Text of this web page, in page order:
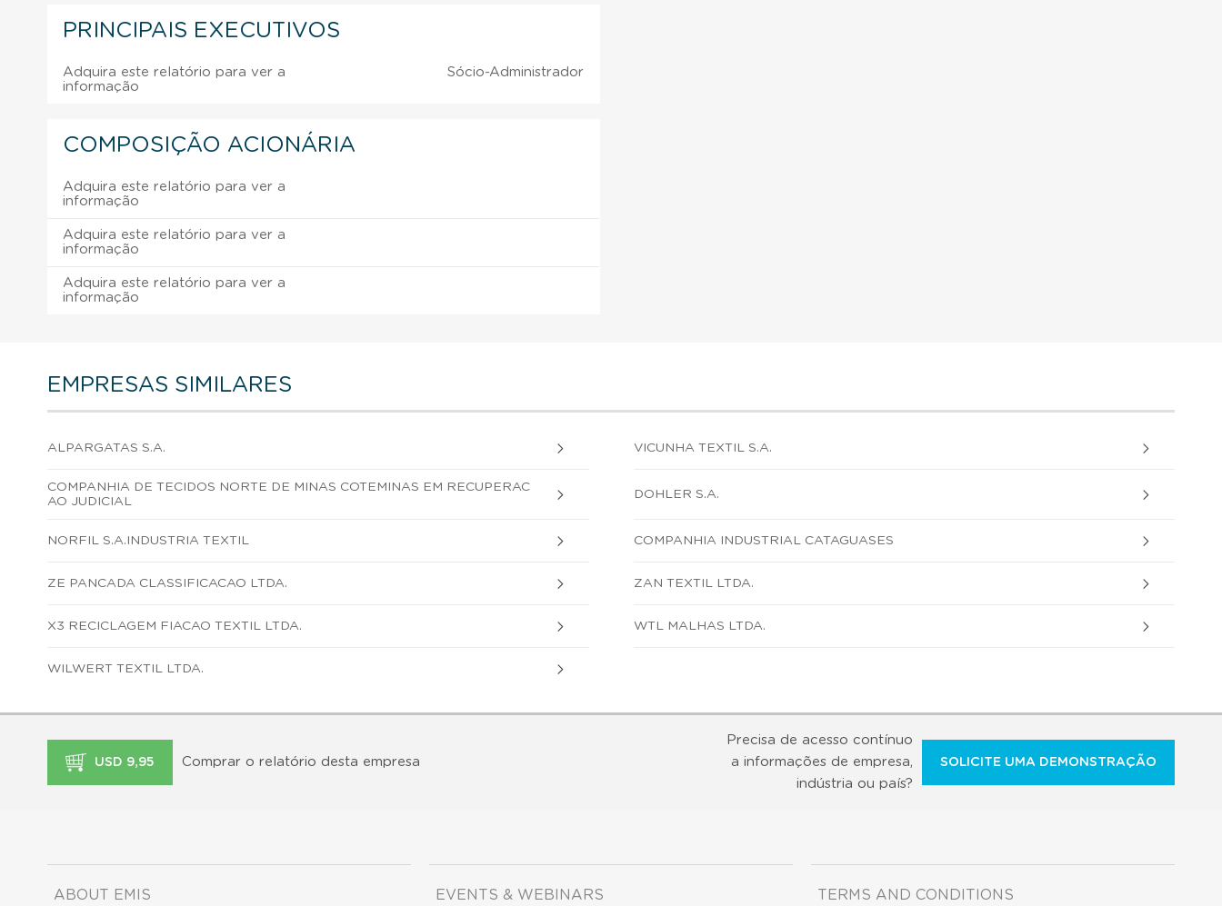
PRINCIPAIS EXECUTIVOS
Adquira este relatório para ver a
informação
Sócio-Administrador
COMPOSIÇÃO ACIONÁRIA
Adquira este relatório para ver a
informação
Adquira este relatório para ver a
informação
Adquira este relatório para ver a
informação
EMPRESAS SIMILARES
ALPARGATAS S.A. VICUNHA TEXTIL S.A.
COMPANHIA DE TECIDOS NORTE DE MINAS COTEMINAS EM RECUPERAC
AO JUDICIAL
DOHLER S.A.
NORFIL S.A.INDUSTRIA TEXTIL COMPANHIA INDUSTRIAL CATAGUASES
ZE PANCADA CLASSIFICACAO LTDA. ZAN TEXTIL LTDA.
X3 RECICLAGEM FIACAO TEXTIL LTDA. WTL MALHAS LTDA.
WILWERT TEXTIL LTDA.
USD 9,95 Comprar o relatório desta empresa
Precisa de acesso contínuo
a informações de empresa,
indústria ou país?
SOLICITE UMA DEMONSTRAÇÃO
ABOUT EMIS EVENTS & WEBINARS TERMS AND CONDITIONS